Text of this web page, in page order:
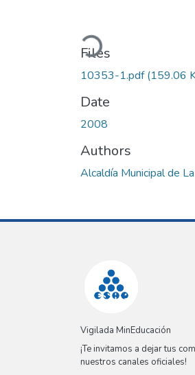
Loading...
Files
10353-1.pdf(159.06
Date
2008
Authors
Alcaldía Municipal de
Vigilada MinEducación
¡Te invitamos a dejar tus
nuestros canales oficiales!